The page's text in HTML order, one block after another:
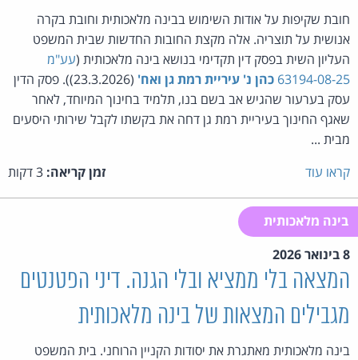
חובת שקיפות על אודות השימוש בבינה מלאכותית וחובת בקרה
אנושית על תוצריה. אלה מקצת החובות החדשות שבית המשפט
העליון השית בפסק דין תקדימי בנושא בינה מלאכותית (עע"מ
63194-08-25 כהן נ' עיריית רמת גן ואח'
(23.3.2026)). פסק הדין
עסק בערעור שהגיש אב בשם בנו, תלמיד בחינוך המיוחד, לאחר
שאגף החינוך בעיריית רמת גן דחה את בקשתו לקבל שירותי היסעים
מבית ...
קראו עוד
זמן קריאה:
בינה מלאכותית
8 בינואר 2026
המצאה בלי ממציא ובלי הגנה. דיני הפטנטים
מגבילים המצאות של בינה מלאכותית
בינה מלאכותית מאתגרת את יסודות הקניין הרוחני. בית המשפט